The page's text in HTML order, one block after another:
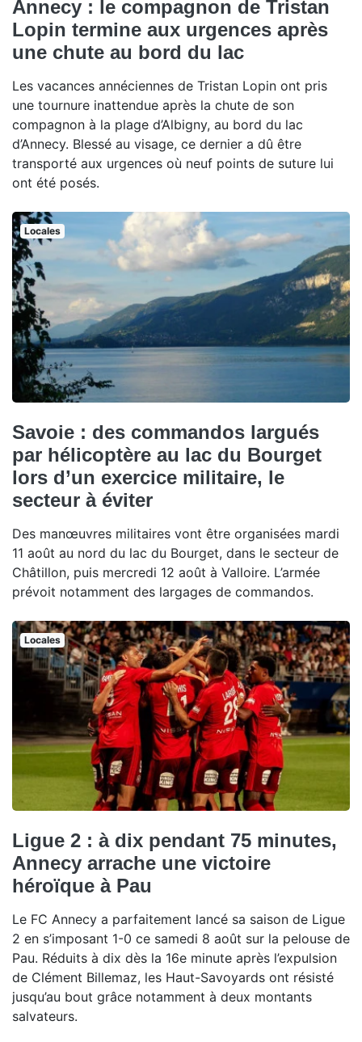
Annecy : le compagnon de Tristan
Lopin termine aux urgences après
une chute au bord du lac
Les vacances annéciennes de Tristan Lopin ont pris
une tournure inattendue après la chute de son
compagnon à la plage d’Albigny, au bord du lac
d’Annecy. Blessé au visage, ce dernier a dû être
transporté aux urgences où neuf points de suture lui
ont été posés.
Locales
Savoie : des commandos largués
par hélicoptère au lac du Bourget
lors d’un exercice militaire, le
secteur à éviter
Des manœuvres militaires vont être organisées mardi
11 août au nord du lac du Bourget, dans le secteur de
Châtillon, puis mercredi 12 août à Valloire. L’armée
prévoit notamment des largages de commandos.
Locales
Ligue 2 : à dix pendant 75 minutes,
Annecy arrache une victoire
héroïque à Pau
Le FC Annecy a parfaitement lancé sa saison de Ligue
2 en s’imposant 1-0 ce samedi 8 août sur la pelouse de
Pau. Réduits à dix dès la 16e minute après l’expulsion
de Clément Billemaz, les Haut-Savoyards ont résisté
jusqu’au bout grâce notamment à deux montants
salvateurs.